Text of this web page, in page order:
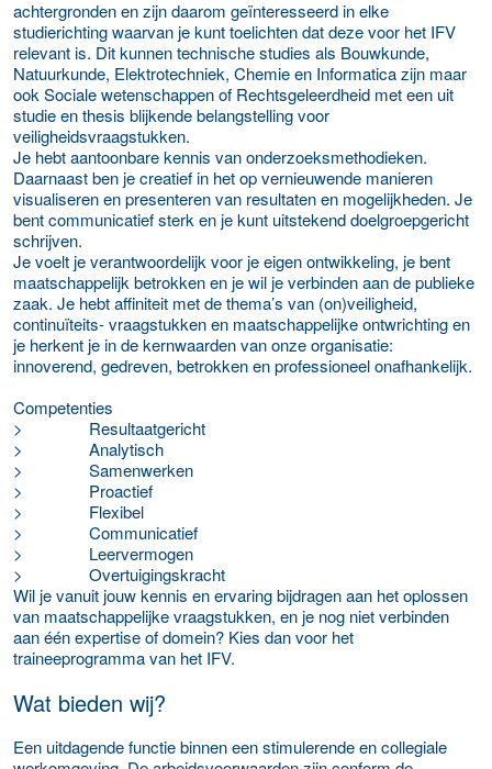
achtergronden en zijn daarom geïnteresseerd in elke
studierichting waarvan je kunt toelichten dat deze voor het IFV
relevant is. Dit kunnen technische studies als Bouwkunde,
Natuurkunde, Elektrotechniek, Chemie en Informatica zijn maar
ook Sociale wetenschappen of Rechtsgeleerdheid met een uit
studie en thesis blijkende belangstelling voor
veiligheidsvraagstukken.
Je hebt aantoonbare kennis van onderzoeksmethodieken.
Daarnaast ben je creatief in het op vernieuwende manieren
visualiseren en presenteren van resultaten en mogelijkheden. Je
bent communicatief sterk en je kunt uitstekend doelgroepgericht
schrijven.
Je voelt je verantwoordelijk voor je eigen ontwikkeling, je bent
maatschappelijk betrokken en je wil je verbinden aan de publieke
zaak. Je hebt affiniteit met de thema’s van (on)veiligheid,
continuïteits- vraagstukken en maatschappelijke ontwrichting en
je herkent je in de kernwaarden van onze organisatie:
innoverend, gedreven, betrokken en professioneel onafhankelijk.
Competenties
>
Resultaatgericht
>
Analytisch
>
Samenwerken
>
Proactief
>
Flexibel
>
Communicatief
>
Leervermogen
>
Overtuigingskracht
Wil je vanuit jouw kennis en ervaring bijdragen aan het oplossen
van maatschappelijke vraagstukken, en je nog niet verbinden
aan één expertise of domein? Kies dan voor het
traineeprogramma van het IFV.
Wat bieden wij?
Een uitdagende functie binnen een stimulerende en collegiale